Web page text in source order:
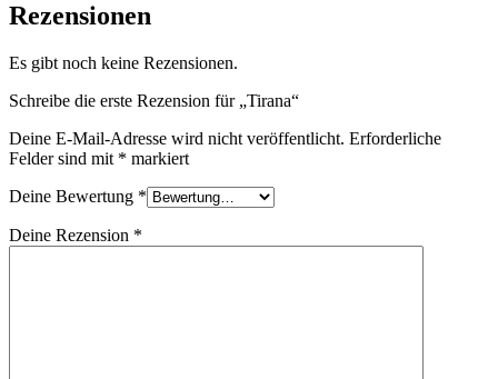
Rezensionen
Es gibt noch keine Rezensionen.
Schreibe die erste Rezension für „Tirana“
Deine E-Mail-Adresse wird nicht veröffentlicht. Erforderliche
Felder sind mit * markiert
Deine Bewertung *
Deine Rezension *